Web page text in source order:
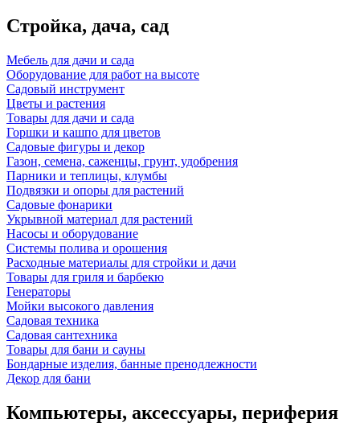
Стройка, дача, сад
Мебель для дачи и сада
Оборудование для работ на высоте
Садовый инструмент
Цветы и растения
Товары для дачи и сада
Горшки и кашпо для цветов
Садовые фигуры и декор
Газон, семена, саженцы, грунт, удобрения
Парники и теплицы, клумбы
Подвязки и опоры для растений
Садовые фонарики
Укрывной материал для растений
Насосы и оборудование
Системы полива и орошения
Расходные материалы для стройки и дачи
Товары для гриля и барбекю
Генераторы
Мойки высокого давления
Садовая техника
Садовая сантехника
Товары для бани и сауны
Бондарные изделия, банные пренодлежности
Декор для бани
Компьютеры, аксессуары, периферия